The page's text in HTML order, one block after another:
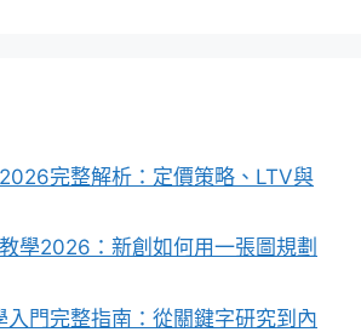
完整解析：定價策略、LTV與
學2026：新創如何用一張圖規劃
門完整指南：從關鍵字研究到內